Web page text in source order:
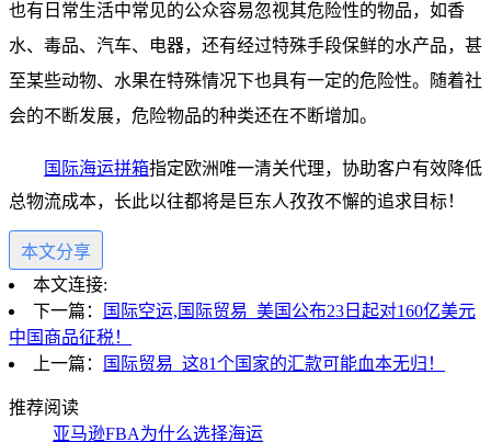
也有日常生活中常见的公众容易忽视其危险性的物品，如香
水、毒品、汽车、电器，还有经过特殊手段保鲜的水产品，甚
至某些动物、水果在特殊情况下也具有一定的危险性。随着社
会的不断发展，危险物品的种类还在不断增加。
国际海运拼箱指定欧洲唯一清关代理，协助客户有效降低
总物流成本，长此以往都将是巨东人孜孜不懈的追求目标！
本文分享
本文连接:
下一篇：
国际空运,国际贸易_美国公布23日起对160亿美元
中国商品征税！
上一篇：
国际贸易_这81个国家的汇款可能血本无归！
推荐阅读
亚马逊FBA为什么选择海运